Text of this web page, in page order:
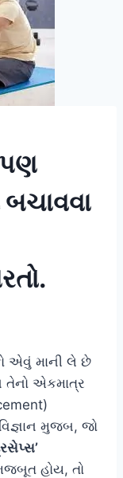
પણ
એવું માની લે છે
તેનો એકમાત્ર
મુજબ, જો
હોય, તો